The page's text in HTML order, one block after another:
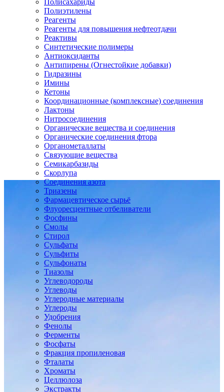
Полисахариды
Полиэтилены
Реагенты
Реагенты для повышения нефтеотдачи
Реактивы
Синтетические полимеры
Антиоксиданты
Антипирены (Огнестойкие добавки)
Гидразины
Имины
Кетоны
Координационные (комплексные) соединения
Лактоны
Нитросоединения
Органические вещества и соединения
Органические соединения фтора
Органометаллаты
Связующие вещества
Семикарбазиды
Скорлупа
Соединения азота
Триазены
Фармацевтическое сырьё
Флуоресцентные отбеливатели
Фосфины
Смолы
Стирол
Сульфаты
Сульфиты
Сульфонаты
Тиазолы
Углеводороды
Углеводы
Углеродные материалы
Углероды
Удобрения
Фенолы
Ферменты
Фосфаты
Фракция пропиленовая
Фталаты
Хроматы
Целлюлоза
Экстракты